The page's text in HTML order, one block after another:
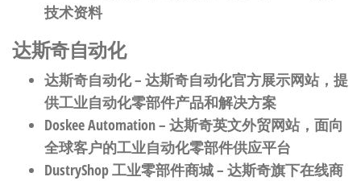
技术资料
达斯奇自动化
达斯奇自动化– 达斯奇自动化官方展示网站，提
供工业自动化零部件产品和解决方案
Doskee Automation– 达斯奇英文外贸网站，面向
全球客户的工业自动化零部件供应平台
DustryShop 工业零部件商城– 达斯奇旗下在线商